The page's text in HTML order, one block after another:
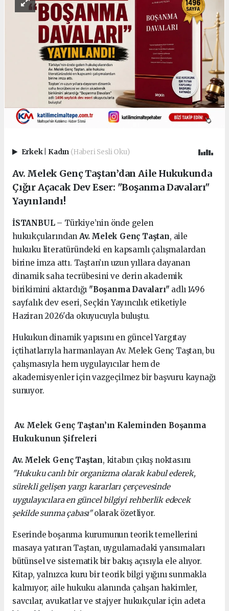
Erkek Kadın (Haberi Sesli Oku)
Av. Melek Genç Taştan’dan Aile Hukukunda
Çığır Açacak Dev Eser: "Boşanma Davaları"
Yayınlandı!
İSTANBUL– Türkiye’nin önde gelen
hukukçularından Av. Melek Genç Taştan, aile
hukuku literatüründeki en kapsamlı çalışmalardan
birine imza attı. Taştan’ın uzun yıllara dayanan
dinamik saha tecrübesini ve derin akademik
birikimini aktardığı "Boşanma Davaları" adlı 1496
sayfalık dev eseri, Seçkin Yayıncılık etiketiyle
Haziran 2026'da okuyucuyla buluştu.
Hukukun dinamik yapısını en güncel Yargıtay
içtihatlarıyla harmanlayan Av. Melek Genç Taştan, bu
çalışmasıyla hem uygulayıcılar hem de
akademisyenler için vazgeçilmez bir başvuru kaynağı
sunuyor.
Av. Melek Genç Taştan’ın Kaleminden Boşanma
Hukukunun Şifreleri
Av. Melek Genç Taştan, kitabın çıkış noktasını
"Hukuku canlı bir organizma olarak kabul ederek,
sürekli gelişen yargı kararları çerçevesinde
uygulayıcılara en güncel bilgiyi rehberlik edecek
şekilde sunma çabası"olarak özetliyor.
Eserinde boşanma kurumunun teorik temellerini
masaya yatıran Taştan, uygulamadaki yansımaları
bütünsel ve sistematik bir bakış açısıyla ele alıyor.
Kitap, yalnızca kuru bir teorik bilgi yığını sunmakla
kalmıyor; aile hukuku alanında çalışan hakimler,
savcılar, avukatlar ve stajyer hukukçular için adeta